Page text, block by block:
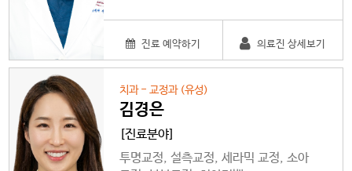
진료 예약하기 의료진 상세보기
치과 - 교정과 (유성)
김경은
[진료분야]
투명교정, 설측교정, 세라믹 교정, 소아